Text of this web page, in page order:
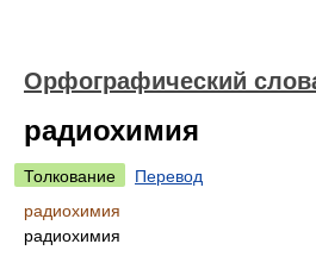
Орфографический
радиохимия
Толкование
Перевод
радиохимия
радиохимия